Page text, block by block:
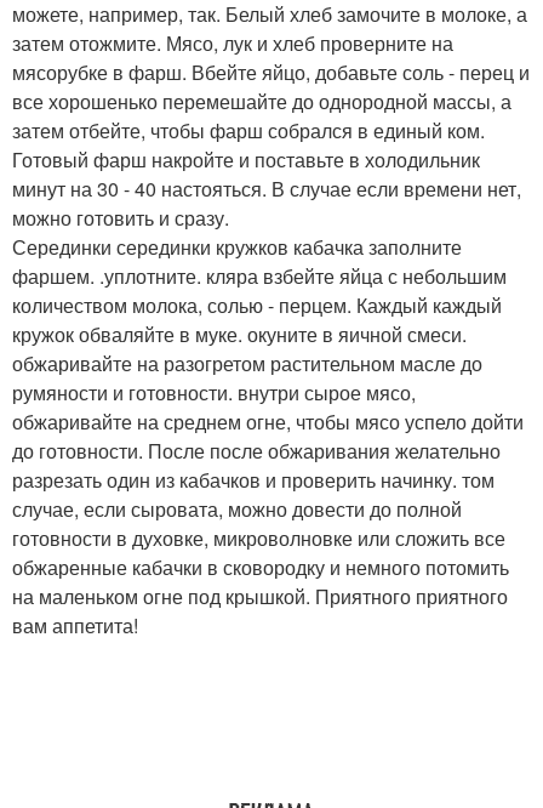
можете, например, так. Белый хлеб замочите в молоке, а
затем отожмите. Мясо, лук и хлеб проверните на
мясорубке в фарш. Вбейте яйцо, добавьте соль - перец и
все хорошенько перемешайте до однородной массы, а
затем отбейте, чтобы фарш собрался в единый ком.
Готовый фарш накройте и поставьте в холодильник
минут на 30 - 40 настояться. В случае если времени нет,
можно готовить и сразу.
Серединки серединки кружков кабачка заполните
фаршем. .уплотните. кляра взбейте яйца с небольшим
количеством молока, солью - перцем. Каждый каждый
кружок обваляйте в муке. окуните в яичной смеси.
обжаривайте на разогретом растительном масле до
румяности и готовности. внутри сырое мясо,
обжаривайте на среднем огне, чтобы мясо успело дойти
до готовности. После после обжаривания желательно
разрезать один из кабачков и проверить начинку. том
случае, если сыровата, можно довести до полной
готовности в духовке, микроволновке или сложить все
обжаренные кабачки в сковородку и немного потомить
на маленьком огне под крышкой. Приятного приятного
вам аппетита!